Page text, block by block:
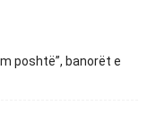
poshtë”, banorët e